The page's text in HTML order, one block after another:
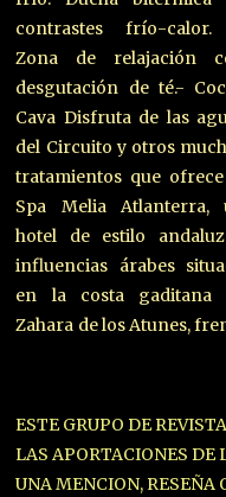
contrastes frío-
Zona de relajación
desgutación de té.-
Cava Disfruta de las
del Circuito y otros
tratamientos que
Spa Melia Atlanterra,
hotel de estilo
influencias árabes
en la costa gaditana
Zahara de los Atunes,
ESTE GRUPO DE
LAS APORTACIONES DE
UNA MENCION, RESEÑA